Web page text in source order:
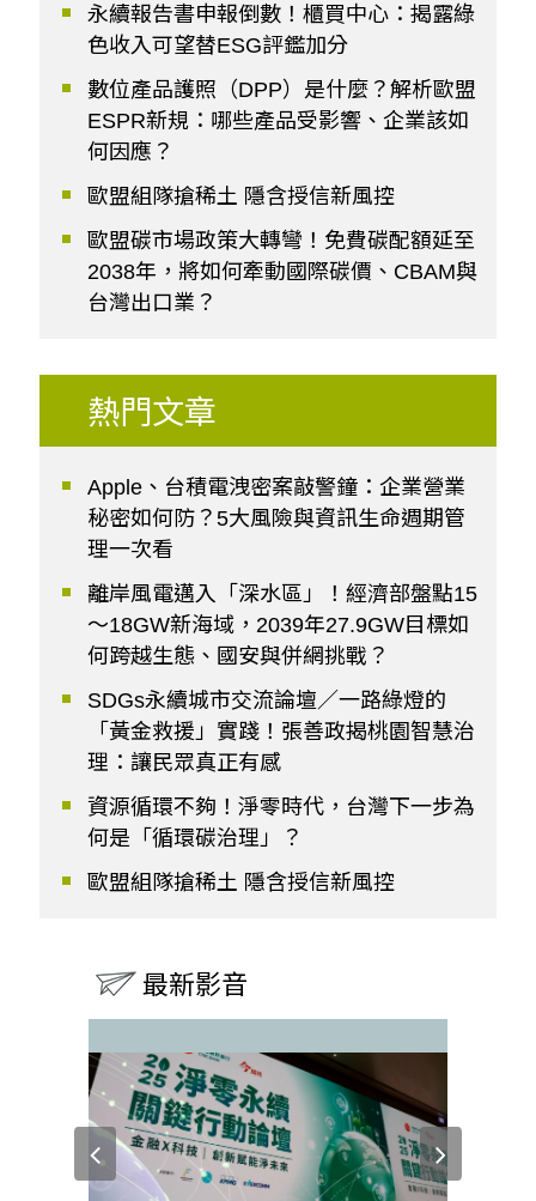
永續報告書申報倒數！櫃買中心：揭露綠
色收入可望替ESG評鑑加分
數位產品護照（DPP）是什麼？解析歐盟
ESPR新規：哪些產品受影響、企業該如
何因應？
歐盟組隊搶稀土 隱含授信新風控
歐盟碳市場政策大轉彎！免費碳配額延至
2038年，將如何牽動國際碳價、CBAM與
台灣出口業？
熱門文章
Apple、台積電洩密案敲警鐘：企業營業
秘密如何防？5大風險與資訊生命週期管
理一次看
離岸風電邁入「深水區」！經濟部盤點15
～18GW新海域，2039年27.9GW目標如
何跨越生態、國安與併網挑戰？
SDGs永續城市交流論壇／一路綠燈的
「黃金救援」實踐！張善政揭桃園智慧治
理：讓民眾真正有感
資源循環不夠！淨零時代，台灣下一步為
何是「循環碳治理」？
歐盟組隊搶稀土 隱含授信新風控
最新影音